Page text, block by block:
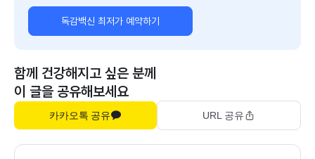
독감백신 최저가 예약하기
함께 건강해지고 싶은 분께
이 글을 공유해보세요
카카오톡 공유 URL 공유